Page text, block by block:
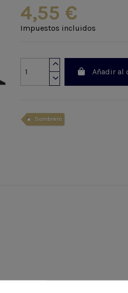
4,55 €
Impuestos incluidos
Añadir al
Sombrero